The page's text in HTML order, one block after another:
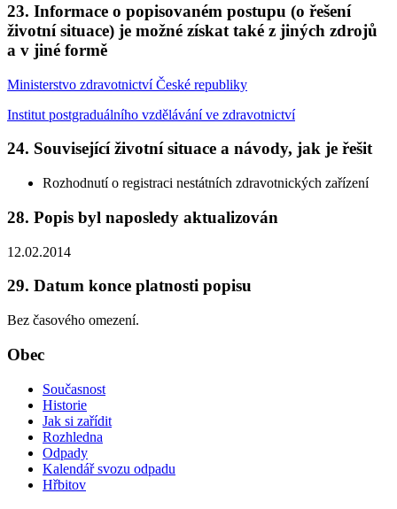
23. Informace o popisovaném postupu (o řešení
životní situace) je možné získat také z jiných zdrojů
a v jiné formě
Ministerstvo zdravotnictví České republiky
Institut postgraduálního vzdělávání ve zdravotnictví
24. Související životní situace a návody, jak je řešit
Rozhodnutí o registraci nestátních zdravotnických zařízení
28. Popis byl naposledy aktualizován
12.02.2014
29. Datum konce platnosti popisu
Bez časového omezení.
Obec
Současnost
Historie
Jak si zařídit
Rozhledna
Odpady
Kalendář svozu odpadu
Hřbitov